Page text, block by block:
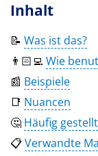
Inhalt
📝 Was ist das?
👨🏻‍💻 Wie
📰 Beispiele
📑 Nuancen
🤔 Häufig
📋Verwandte